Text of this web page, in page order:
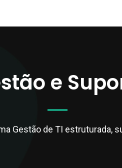
e
Gestão de TI estruturada,